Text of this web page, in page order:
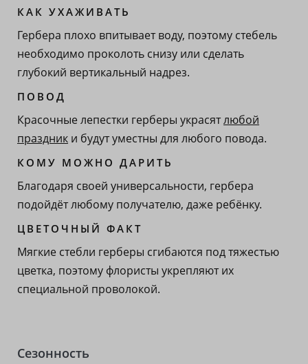
КАК УХАЖИВАТЬ
Гербера плохо впитывает воду, поэтому стебель
необходимо проколоть снизу или сделать
глубокий вертикальный надрез.
ПОВОД
Красочные лепестки герберы украсятлюбой
праздник и будут уместны для любого повода.
КОМУ МОЖНО ДАРИТЬ
Благодаря своей универсальности, гербера
подойдёт любому получателю, даже ребёнку.
ЦВЕТОЧНЫЙ ФАКТ
Мягкие стебли герберы сгибаются под тяжестью
цветка, поэтому флористы укрепляют их
специальной проволокой.
Сезонность